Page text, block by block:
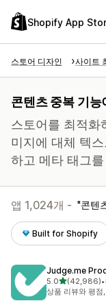
Shopify App
스토어 디자인 사이트
콘텐츠 중복 기능
스토어를 최적화
미지에 대체 텍
하고 메타 태그
앱 1,024개 - 콘텐
Built for Shopify
Judge.me
5.0별 5개 중
(42,986)
총 리뷰 42986개
•
상품 리뷰와 평점